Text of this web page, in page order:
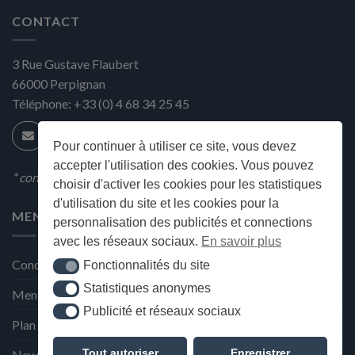
Pour continuer à utiliser ce site, vous devez
accepter l'utilisation des cookies. Vous pouvez
choisir d'activer les cookies pour les statistiques
d'utilisation du site et les cookies pour la
personnalisation des publicités et connections
avec les réseaux sociaux. En savoir plus
Fonctionnalités du site
Fonctionnalités du site
Statistiques anonymes
Statistiques anonymes
Publicité et réseaux sociaux
Publicité et réseaux sociaux
CONTACT
3 Rue Gustave Flaubert
66000 Perpignan
Téléphone: +33 (0) 4 68 34 25 45
* condition en magasin
MENU
Conditions générales de ventes
Mentions Légales et Politique de confidentialité
Plan du site